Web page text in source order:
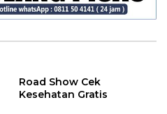
Road Show Cek
Kesehatan Gratis